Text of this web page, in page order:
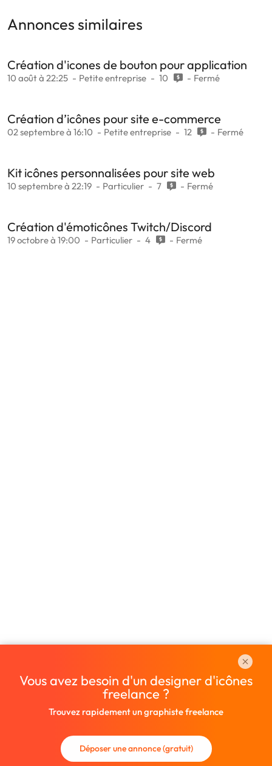
Annonces similaires
Création d'icones de bouton pour application
10 août à 22:25 Petite entreprise 10 Fermé
Création d’icônes pour site e-commerce
02 septembre à 16:10 Petite entreprise 12 Fermé
Kit icônes personnalisées pour site web
10 septembre à 22:19 Particulier 7 Fermé
Création d'émoticônes Twitch/Discord
19 octobre à 19:00 Particulier 4 Fermé
Vous avez besoin d'un designer d'icônes
freelance ?
Trouvez rapidement un graphiste freelance
Déposer une annonce (gratuit)